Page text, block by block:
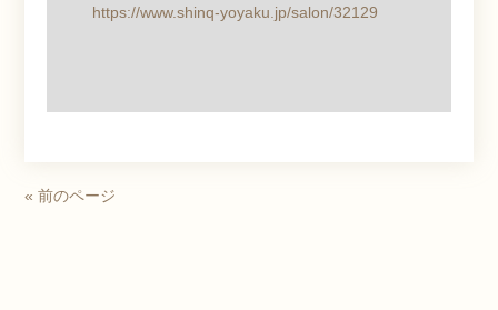
https://www.shinq-yoyaku.jp/salon/32129
« 前のページ